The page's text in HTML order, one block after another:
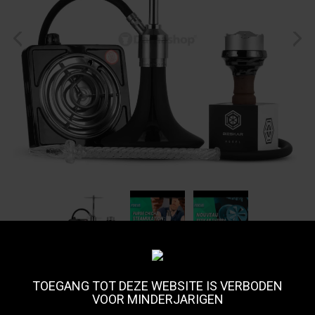
TOEGANG TOT DEZE WEBSITE IS VERBODEN
VOOR MINDERJARIGEN
Pack Steamulation FULL